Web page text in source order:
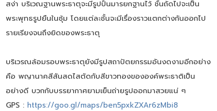
สง่า บริเวณฐานพระธาตุจะมีรูปปั้นมารยกฐานไว้ ชั้นถัดไปจะเป็น
พระพุทธรูปยืนในซุ้ม โดยแต่ละชั้นจะมีเรื่องราวแตกต่างกันออกไป
รายเรียงจนถึงยิดของพระธาตุ
บริเวรณล้อมรอบพระธาตุยังมีรูปสถาปัตยกรรมอันงดงามอีกอย่าง
คือ พญานาคสีสันสดไสตัดกับสีขาวทองขององค์พระธาติเป็น
อย่างดี บวกกับบรรยากาศยามเย็นถ่ายรูปออกมาสวยแน่ ๆ
GPS : https://goo.gl/maps/ben5pxkZXAr6zMbi8